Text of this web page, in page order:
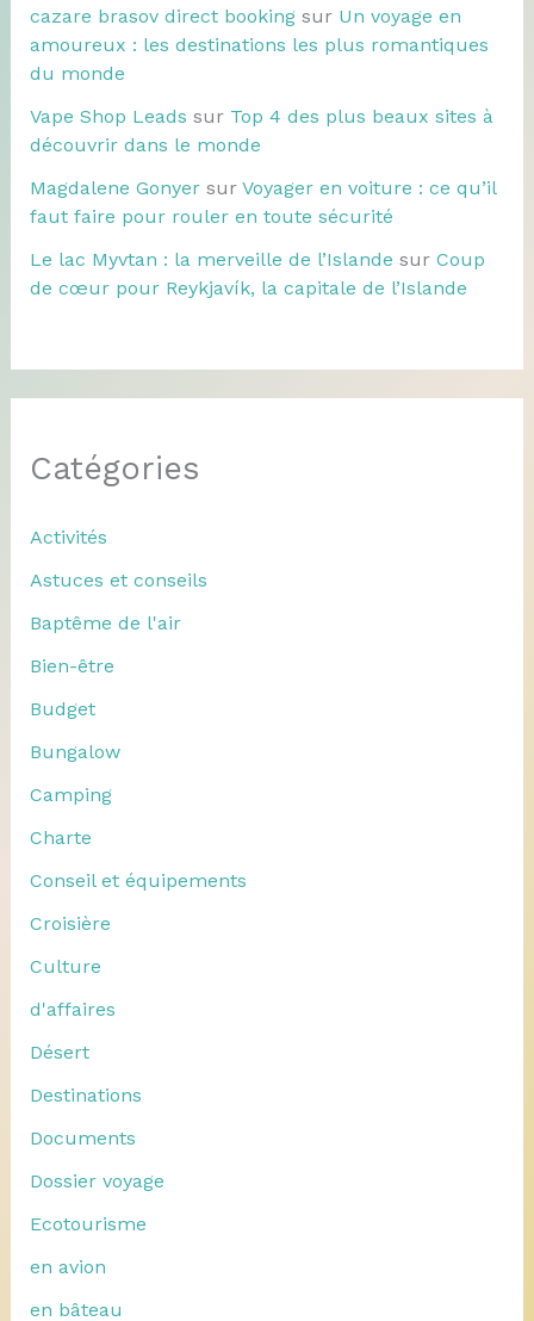
cazare brasov direct bookingsur Un voyage en
amoureux : les destinations les plus romantiques
du monde
Vape Shop Leads sur Top 4 des plus beaux sites à
découvrir dans le monde
Magdalene Gonyersur Voyager en voiture : ce qu’il
faut faire pour rouler en toute sécurité
Le lac Myvtan : la merveille de l’Islande sur Coup
de cœur pour Reykjavík, la capitale de l’Islande
Catégories
Activités
Astuces et conseils
Baptême de l'air
Bien-être
Budget
Bungalow
Camping
Charte
Conseil et équipements
Croisière
Culture
d'affaires
Désert
Destinations
Documents
Dossier voyage
Ecotourisme
en avion
en bâteau